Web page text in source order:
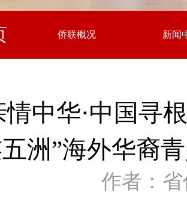
侨联概况 新闻
情中华·中国寻
洲”海外华裔
作者：